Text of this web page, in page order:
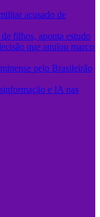
acusado de
filhos, aponta estudo
que anulou marco
pelo Brasileirão
e IA nas